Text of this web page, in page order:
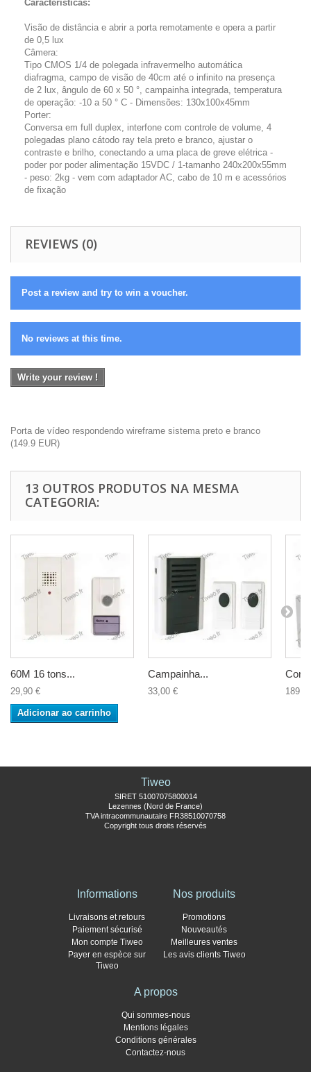
Características:
Visão de distância e abrir a porta remotamente e opera a partir
de 0,5 lux
Câmera:
Tipo CMOS 1/4 de polegada infravermelho automática
diafragma, campo de visão de 40cm até o infinito na presença
de 2 lux, ângulo de 60 x 50 °, campainha integrada, temperatura
de operação: -10 a 50 ° C - Dimensões: 130x100x45mm
Porter:
Conversa em full duplex, interfone com controle de volume, 4
polegadas plano cátodo ray tela preto e branco, ajustar o
contraste e brilho, conectando a uma placa de greve elétrica -
poder por poder alimentação 15VDC / 1-tamanho 240x200x55mm
- peso: 2kg - vem com adaptador AC, cabo de 10 m e acessórios
de fixação
REVIEWS (0)
Post a review and try to win a voucher.
No reviews at this time.
Write your review !
Porta de vídeo respondendo wireframe sistema preto e branco
(149.9 EUR)
13 OUTROS PRODUTOS NA MESMA
CATEGORIA:
60M 16 tons...
29,90 €
Adicionar ao carrinho
Campainha...
33,00 €
Cor
Tiweo
SIRET 51007075800014
Lezennes (Nord de France)
TVA intracommunautaire FR38510070758
Copyright tous droits réservés
Informations
Livraisons et retours
Paiement sécurisé
Mon compte Tiweo
Payer en espèce sur
Tiweo
Nos produits
Promotions
Nouveautés
Meilleures ventes
Les avis clients Tiweo
A propos
Qui sommes-nous
Mentions légales
Conditions générales
Contactez-nous